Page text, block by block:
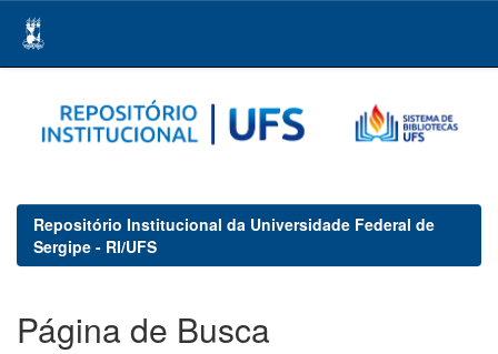
navigation
Repositório Institucional da Universidade Federal de
Sergipe - RI/UFS
Página de Busca